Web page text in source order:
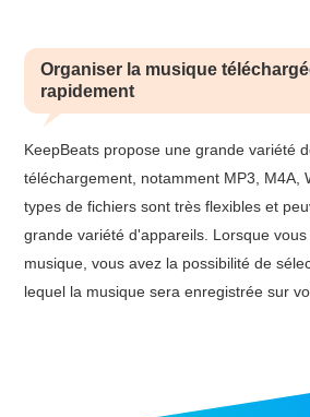
Organiser la musique
rapidement
KeepBeats propose une grande variété
téléchargement, notamment MP3, M4A,
types de fichiers sont très flexibles et
grande variété d'appareils. Lorsque
musique, vous avez la possibilité de
lequel la musique sera enregistrée sur